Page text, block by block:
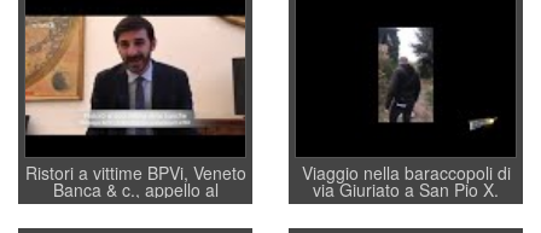
Ristori a vittime BPVi, Veneto
Banca & c., appello al
sottosegretario Alessio
Villarosa: per mettere ordine
Viaggio nella baraccopoli di
via Giuriato a San Pio X.
Vicenza ai Vicentini: “faremo
un regalo di Natale ai